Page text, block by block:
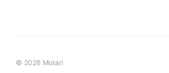
© 2026 Motari